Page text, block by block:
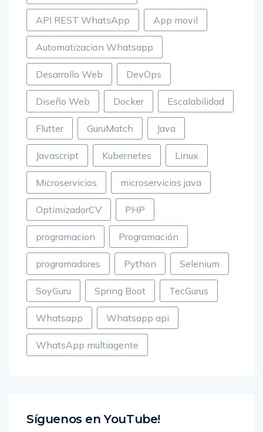
API REST WhatsApp App movil
Automatizacion Whatsapp
Desarrollo Web DevOps
Diseño Web Docker Escalabilidad
Flutter GuruMatch Java
Javascript Kubernetes Linux
Microservicios microservicios java
OptimizadorCV PHP
programacion Programación
programadores Python Selenium
SoyGuru Spring Boot TecGurus
Whatsapp Whatsapp api
WhatsApp multiagente
Síguenos en YouTube!